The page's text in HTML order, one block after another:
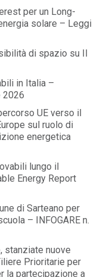
per un Long-
solare – Leggi
di spazio su Il
in Italia –
2026
UE verso il
sul ruolo di
energetica
lungo il
Energy Report
di Sarteano per
– INFOGARE n.
stanziate nuove
Prioritarie per
la partecipazione a